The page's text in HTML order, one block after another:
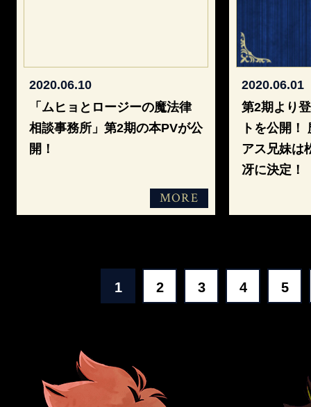
2020.06.10
「ムヒョとロージーの魔法律
相談事務所」第2期の本PVが公
開！
MORE
2020.06.01
第2期より
トを公開
アス兄妹は
冴に決定！
1 2 3 4 5